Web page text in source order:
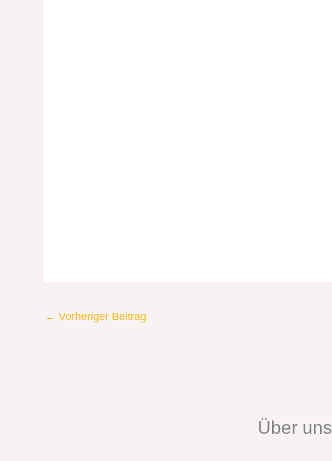
← Vorheriger Beitrag
Über uns